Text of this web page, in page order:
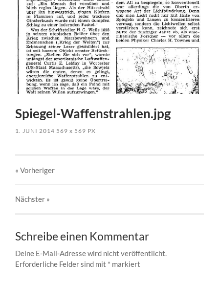
Spiegel-Waffenstrahlen.jpg
1. JUNI 2014 569x 569 PX
« Vorheriger
Nächster »
Schreibe einen Kommentar
Deine E-Mail-Adresse wird nicht veröffentlicht.
Erforderliche Felder sind mit * markiert